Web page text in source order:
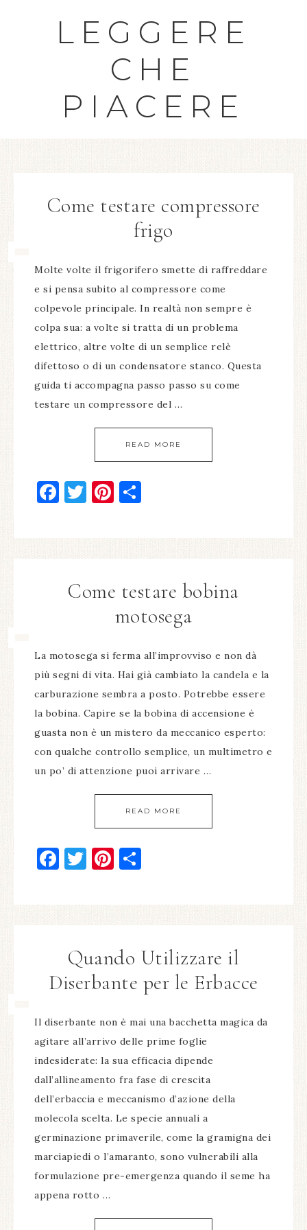
LEGGERE
CHE
PIACERE
Come testare compressore
frigo​
Molte volte il frigorifero smette di raffreddare
e si pensa subito al compressore come
colpevole principale. In realtà non sempre è
colpa sua: a volte si tratta di un problema
elettrico, altre volte di un semplice relè
difettoso o di un condensatore stanco. Questa
guida ti accompagna passo passo su come
testare un compressore del …
READ MORE
Facebook
Twitter
Pinterest
Come testare bobina
motosega​
La motosega si ferma all’improvviso e non dà
più segni di vita. Hai già cambiato la candela e la
carburazione sembra a posto. Potrebbe essere
la bobina. Capire se la bobina di accensione è
guasta non è un mistero da meccanico esperto:
con qualche controllo semplice, un multimetro e
un po’ di attenzione puoi arrivare …
READ MORE
Facebook
Twitter
Pinterest
Quando Utilizzare il
Diserbante per le Erbacce
Il diserbante non è mai una bacchetta magica da
agitare all’arrivo delle prime foglie
indesiderate: la sua efficacia dipende
dall’allineamento fra fase di crescita
dell’erbaccia e meccanismo d’azione della
molecola scelta. Le specie annuali a
germinazione primaverile, come la gramigna dei
marciapiedi o l’amaranto, sono vulnerabili alla
formulazione pre-emergenza quando il seme ha
appena rotto …